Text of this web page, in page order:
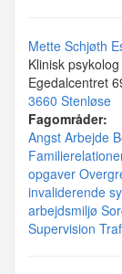
Mette Schjøth
Klinisk psykolog
Egedalcentret
3660 Stenløse
Fagområder:
Angst Arbejde
opgaver
invaliderende
arbejdsmiljø
Supervision